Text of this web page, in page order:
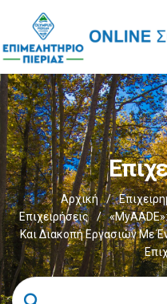
Αρχική /
Επιχειρήσεις
/
Και Διακοπή Εργασιών Με